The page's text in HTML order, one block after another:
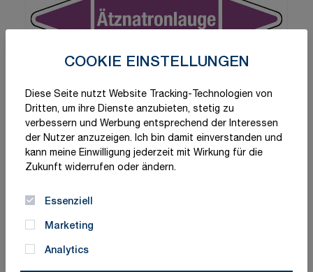
COOKIE EINSTELLUNGEN
Diese Seite nutzt Website Tracking-Technologien von
Dritten, um ihre Dienste anzubieten, stetig zu
verbessern und Werbung entsprechend der Interessen
der Nutzer anzuzeigen. Ich bin damit einverstanden und
kann meine Einwilligung jederzeit mit Wirkung für die
Zukunft widerrufen oder ändern.
Essenziell
Marketing
Analytics